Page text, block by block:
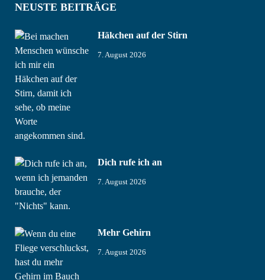
NEUSTE BEITRÄGE
Häkchen auf der Stirn
7. August 2026
Dich rufe ich an
7. August 2026
Mehr Gehirn
7. August 2026